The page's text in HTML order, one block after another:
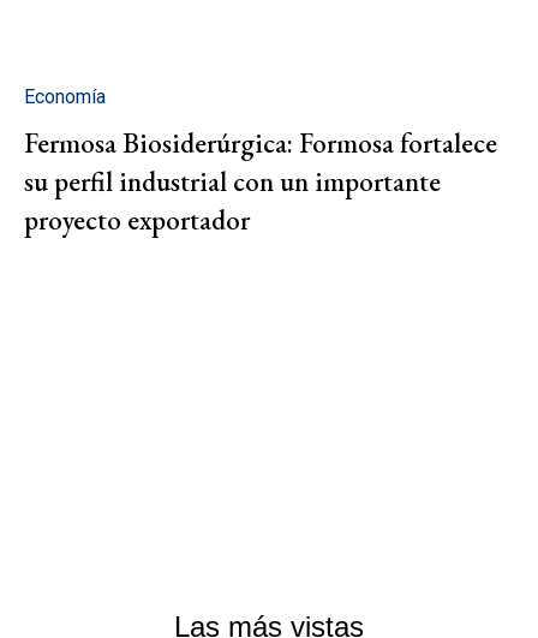
Economía
Fermosa Biosiderúrgica: Formosa fortalece
su perfil industrial con un importante
proyecto exportador
Las más vistas